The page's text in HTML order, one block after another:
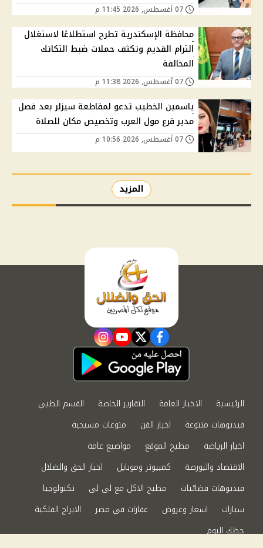
محافظة الإسكندرية تطرح استطلاعًا لاستغلال
الترام القديم وتكثف حملات ضبط التكاتك
المخالفة
ياسمين الخطيب تدعو لمقاطعة سيزلر بعد فصل
مدير فرع مول العرب وتخصيص مكان للصلاة
المزيد
facebook
twitter
youtube
instagram
الرئيسية الاخبار العامة التقارير الخاصة
القسم الطبي
فيديوهات متنوعة
اخبار الفن
منوعات مسيحية
اخبار الرياضة
مطبخ الموقع
مواضيع عامة
الاقتصاد والبورصة
كمبيوتر وموبايل
اخبار الحق والضلال
فيديوهات فضائيات
مطبخ الاكل مع لى لى
تكنولوجيا
سيارات
اسعار وعروض عقارات في مصر
الابراج الفلكية
حظك اليوم